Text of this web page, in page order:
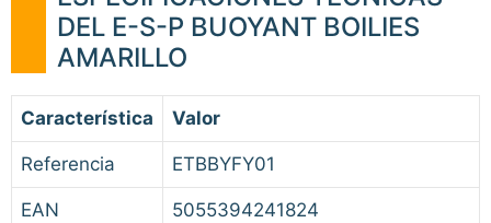
DEL E-S-P BUOYANT BOILIES
AMARILLO
Característica Valor
Referencia ETBBYFY01
EAN 5055394241824